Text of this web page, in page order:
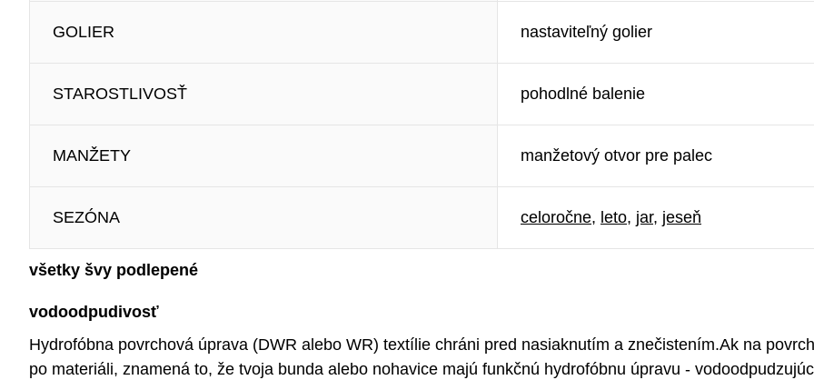
GOLIER nastaviteľný golier
STAROSTLIVOSŤ pohodlné balenie
MANŽETY manžetový otvor pre palec
SEZÓNA celoročne, leto, jar, jeseň
všetky švy podlepené
vodoodpudivosť
Hydrofóbna povrchová úprava (DWR alebo WR) textílie chráni pred nasiaknutím a znečistením.Ak na
po materiáli, znamená to, že tvoja bunda alebo nohavice majú funkčnú hydrofóbnu úpravu -